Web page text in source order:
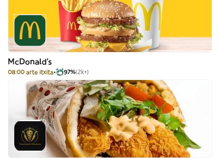
McDonald's
08:00 arte itxita 97%(2k+)